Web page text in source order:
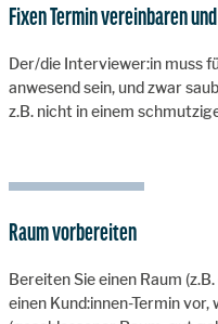
Fixen Termin vereinbaren
Der/die Interviewer:in muss
anwesend sein, und zwar
z.B. nicht in einem
Raum vorbereiten
Bereiten Sie einen Raum
einen Kund:innen-Termin